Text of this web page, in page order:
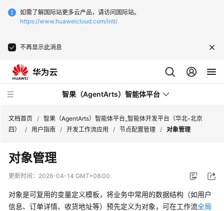
如需了解国际站更多云产品，请访问国际站。
https://www.huaweicloud.com/intl/
不再显示此消息
智果（AgentArts）智能体平台
最
新
动
产
文档首页 / 智果（AgentArts）智能体平台_智能体开发平台（华北-北京
四）
/ 用户指南 / 开发工作流应用 / 节点配置管理 / 对象管理
对象管理
更新时间： 2026-04-14 GMT+08:00
对象是可复用的变量定义模板，将业务中常用的数据结构（如用户
信息、订单详情、收货地址等）预先定义为对象，可在工作流全局